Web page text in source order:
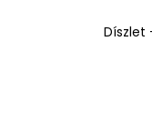
Díszlet